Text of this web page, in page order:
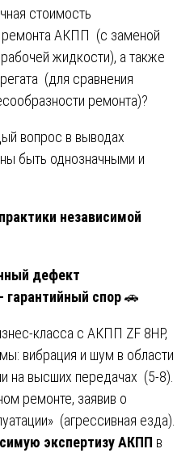
стоимость
ремонта АКПП (с заменой
жидкости), а также
(для сравнения
ремонта)?
вопрос в выводах
быть однозначными и
независимой
дефект
гарантийный спор🚗
класса с АКПП ZF 8HP,
вибрация и шум в области
на высших передачах (5-8).
ремонте, заявив о
(агрессивная езда).
экспертизу АКПП в